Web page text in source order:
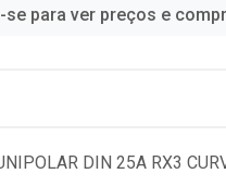
se para ver preços e
DIN 25A RX3